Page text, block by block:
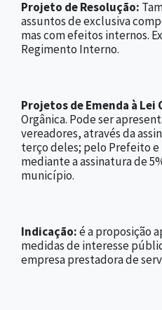
Projeto de Resolução:
assuntos de exclusiva
mas com efeitos internos.
Regimento Interno.
Projetos de Emenda à Lei
Orgânica. Pode ser
vereadores, através da
terço deles; pelo Prefeito
mediante a assinatura de
município.
Indicação:é a proposição
medidas de interesse
empresa prestadora de